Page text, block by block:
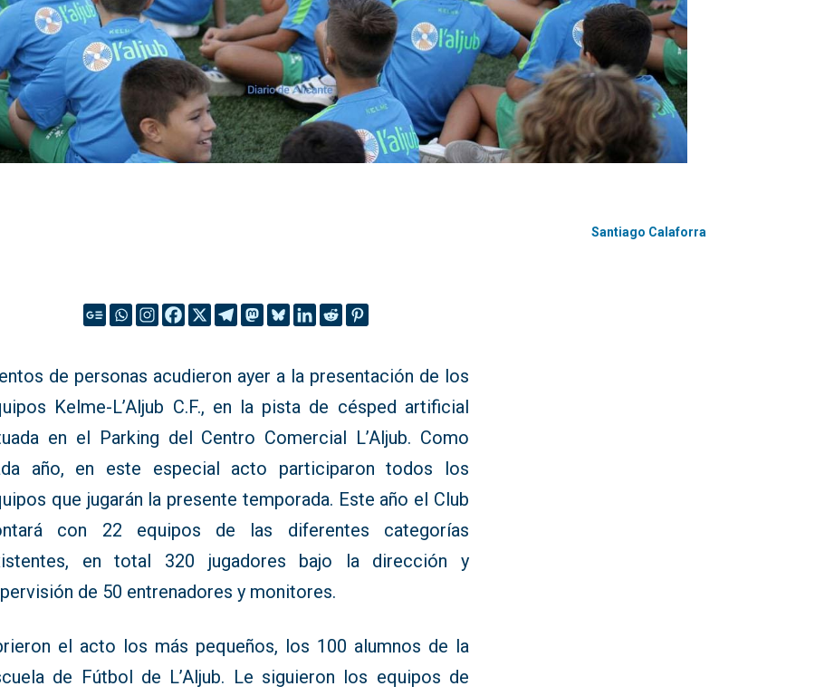
Santiago Calaforra
de personas acudieron ayer a la presentación de los
Kelme-L’Aljub C.F., en la pista de césped artificial
en el Parking del Centro Comercial L’Aljub. Como
año, en este especial acto participaron todos los
que jugarán la presente temporada. Este año el Club
con 22 equipos de las diferentes categorías
en total 320 jugadores bajo la dirección y
de 50 entrenadores y monitores.
el acto los más pequeños, los 100 alumnos de la
de Fútbol de L’Aljub. Le siguieron los equipos de